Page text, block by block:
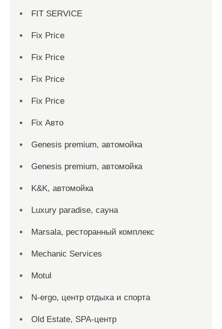
FIT SERVICE
Fix Price
Fix Price
Fix Price
Fix Price
Fix Авто
Genesis premium, автомойка
Genesis premium, автомойка
K&K, автомойка
Luxury paradise, сауна
Marsala, ресторанный комплекс
Mechanic Services
Motul
N-ergo, центр отдыха и спорта
Old Estate, SPA-центр